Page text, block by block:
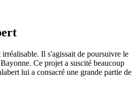
Il s'agissait de poursuivre le
Ce projet a suscité beaucoup
lui a consacré une grande partie de